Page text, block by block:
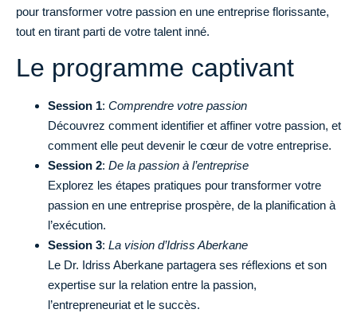
pour transformer votre passion en une entreprise florissante,
tout en tirant parti de votre talent inné.
Le programme captivant
Session 1: Comprendre votre passion
Découvrez comment identifier et affiner votre passion, et
comment elle peut devenir le cœur de votre entreprise.
Session 2: De la passion à l’entreprise
Explorez les étapes pratiques pour transformer votre
passion en une entreprise prospère, de la planification à
l’exécution.
Session 3: La vision d’Idriss Aberkane
Le Dr. Idriss Aberkane partagera ses réflexions et son
expertise sur la relation entre la passion,
l’entrepreneuriat et le succès.